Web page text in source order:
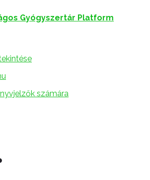
Gyógyszertár Platform
számára